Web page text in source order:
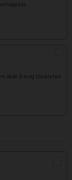
akár 3 évig tökéletes